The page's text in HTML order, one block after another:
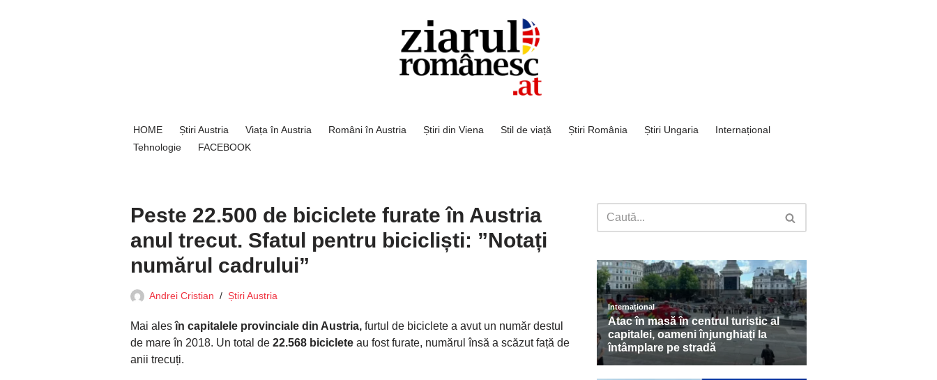
HOME Știri Austria Viața în Austria Români în Austria Știri din Viena Stil de viață Știri România Știri Ungaria
Internațional
Tehnologie
FACEBOOK
Peste 22.500 de biciclete furate în Austria
anul trecut. Sfatul pentru bicicliști: ”Notați
numărul cadrului”
Andrei Cristian Știri Austria
Mai alesîn capitalele provinciale din Austria, furtul de biciclete a avut un număr destul
de mare în 2018. Un total de 22.568 biciclete au fost furate, numărul însă a scăzut față de
anii trecuți.